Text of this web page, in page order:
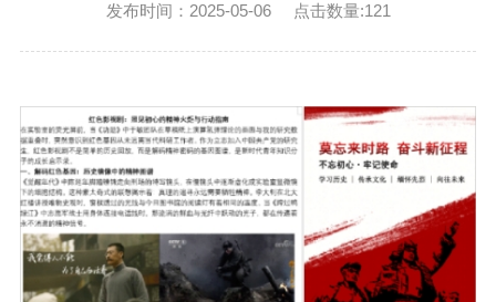
发布时间：2025-05-06 点击数量:121